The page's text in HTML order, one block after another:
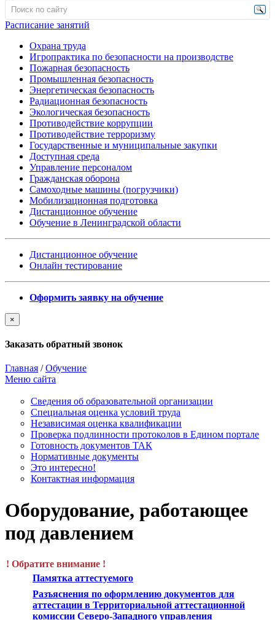
Расписание занятий
Охрана труда
Игропрактика по безопасности на производстве
Пожарная безопасность
Промышленная безопасность
Энергетическая безопасность
Радиационная безопасность
Экологическая безопасность
Противодействие коррупции
Противодействие терроризму
Государственные и муниципальные закупки
Доступная среда
Управление персоналом
Гражданская оборона
Самоходные машины (погрузчики)
Мобилизационная подготовка
Дистанционное обучение
Обучение в Ленинградской области
Дистанционное обучение
Онлайн тестирование
Оформить заявку на обучение
×
Заказать обратный звонок
Главная /Обучение
Меню сайта
Сведения об образовательной организации
Cпециальная оценка условий труда
Независимая оценка квалификации
Проверка подлинности протоколов в Едином портале
Готовность документов ТАК
Нормативные документы
Это интересно!
Контактная информация
Оборудование, работающее
под давлением
! Обратите внимание !
Памятка аттестуемого
Разъяснения по оформлению документов для
аттестации в Территориальной аттестационной
комиссии Северо-Западного управления